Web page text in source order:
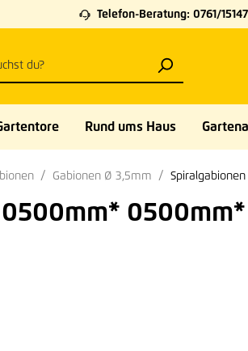
Telefon-Beratung: 0761/
Rund ums Haus
Gabionen Ø 3,5mm